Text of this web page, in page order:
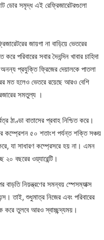
ডোর সমৃদ্ধ এই রেফ্রিজারেটরগুলো
জায়গা না বাড়িয়ে ভেতরের
পরিবারের সবার দৈনন্দিন খাবার চাহিদা
প্রযুক্তি ফ্রিজের দেয়ালকে পাতলা
মত হলেও ভেতরে রয়েছে আরও বেশি
সমতুল্য ।
ঠাণ্ডা বাতাসের প্রবাহ নিশ্চিত করে।
কম্প্রেশন ৫০ শতাংশ পর্যন্ত শক্তি সঞ্চয়
করে, যা সাধারণ কম্প্রেসরে হয় না। এমন
বছরের ওয়্যারেন্টি।
নিয়ন্ত্রণের সমন্বয় স্পেসম্যাক্স
তাই, শুধুমাত্র নিজের এবং পরিবারের
করে তুলবে আরও স্বাচ্ছন্দ্যময়।